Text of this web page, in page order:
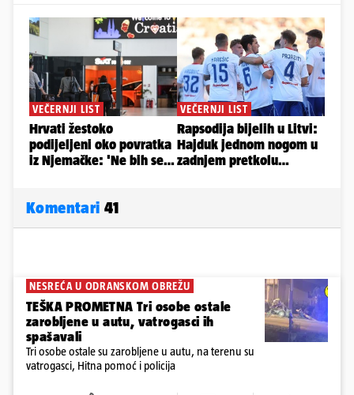
Komentari 41
NESREĆA U ODRANSKOM OBREŽU
TEŠKA PROMETNA Tri osobe ostale
zarobljene u autu, vatrogasci ih
spašavali
Tri osobe ostale su zarobljene u autu, na terenu su
vatrogasci, Hitna pomoć i policija